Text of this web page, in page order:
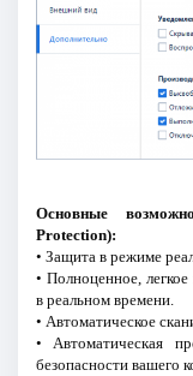
Основные
Protection):
• Защита в режиме
• Полноценное,
в реальном времени.
• Автоматическое
• Автоматическая
безопасности вашего